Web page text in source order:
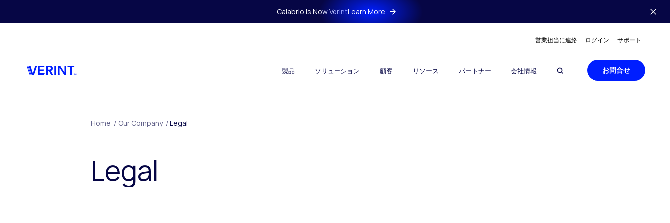
Calabrio is Now VerintLearn More
営業担当に連絡 ログイン サポート
製品 ソリューション 顧客 リソース パートナー 会社情報 お問合せ
Home / Our Company / Legal
Legal